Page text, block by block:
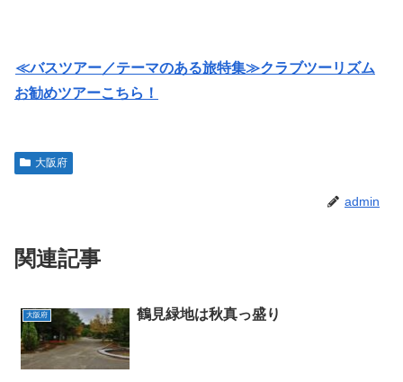
≪バスツアー／テーマのある旅特集≫クラブツーリズム
お勧めツアーこちら！
大阪府
admin
関連記事
大阪府 鶴見緑地は秋真っ盛り